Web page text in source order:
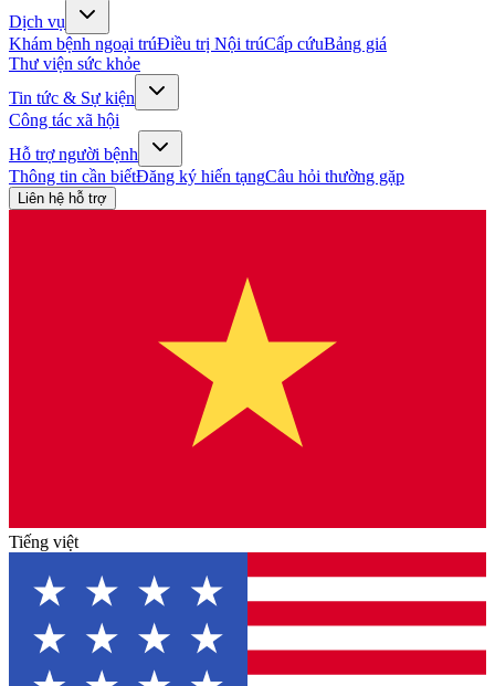
Dịch vụ
Khám bệnh ngoại trúĐiều trị Nội trúCấp cứuBảng giá
Thư viện sức khỏe
Tin tức & Sự kiện
Công tác xã hội
Hỗ trợ người bệnh
Thông tin cần biếtĐăng ký hiến tạngCâu hỏi thường gặp
Liên hệ hỗ trợ
Tiếng việt